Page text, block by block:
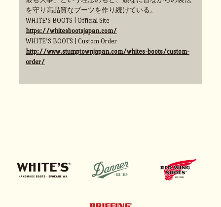
を守り高品質なブーツを作り続けている。
WHITE'S BOOTS | Official Site
https://whitesbootsjapan.com/
WHITE’S BOOTS | Custom Order
http://www.stumptownjapan.com/whites-boots/custom-
order/